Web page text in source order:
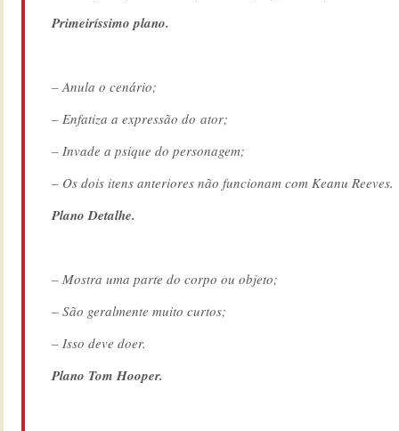
Primeiríssimo plano.
– Anula o cenário;
– Enfatiza a expressão do ator;
– Invade a psique do personagem;
– Os dois itens anteriores não funcionam com Keanu Reeves.
Plano Detalhe.
– Mostra uma parte do corpo ou objeto;
– São geralmente muito curtos;
– Isso deve doer.
Plano Tom Hooper.